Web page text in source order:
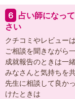
６ 占い師になっ
さい
クチコミやレビュー
ご相談を聞きながら
成就報告のときは一
みなさんと気持ちを
先生に相談して良か
けたときは